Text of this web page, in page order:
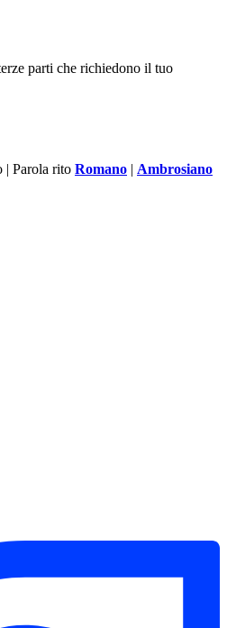
parti che richiedono il tuo
| Parola rito Romano | Ambrosiano